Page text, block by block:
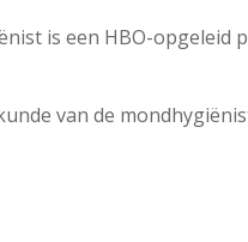
is een HBO-opgeleid
van de